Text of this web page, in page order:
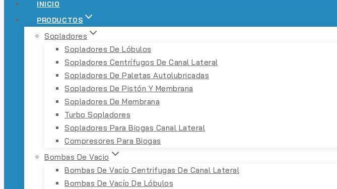
INICIO
PRODUCTOS
Sopladores
Sopladores De Lóbulos
Sopladores Centrífugos De Canal Lateral
Sopladores De Paletas Autolubricadas
Sopladores De Pistón Y Membrana
Sopladores De Membrana
Turbo Sopladores
Sopladores Para Biogas Canal Lateral
Compresores Para Biogas
Bombas De Vacio
Bombas De Vacío Centrifugas De Canal Lateral
Bombas De Vacío De Lóbulos